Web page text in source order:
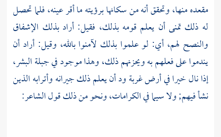
مقعده منها، وتحقق أنه من سكانها برؤيته ما أقر عينه، فلما تحصل
له ذلك تمنى أن يعلم قومه بذلك، فقيل: أراد بذلك الإشفاق
والنصح لهم، أي: لو علموا بذلك لآمنوا بالله، وقيل: أراد أن
يندموا على فعلهم به ويحزنهم ذلك، وهذا موجود في جبلة البشر،
إذا نال خيرا في أرض غربة ود أن يعلم ذلك جيرانه وأترابه الذين
نشأ فيهم; ولا سيما في الكرامات، ونحو من ذلك قول الشاعر: